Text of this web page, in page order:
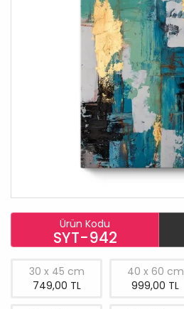
Ürün Kodu
SYT-942
30 x 45 cm
749,00 TL
40 x 60 cm
999,00 TL